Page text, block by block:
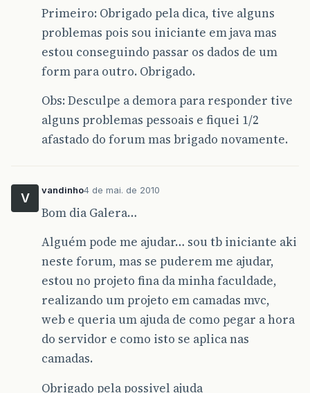
Primeiro: Obrigado pela dica, tive alguns
problemas pois sou iniciante em java mas
estou conseguindo passar os dados de um
form para outro. Obrigado.
Obs: Desculpe a demora para responder tive
alguns problemas pessoais e fiquei 1/2
afastado do forum mas brigado novamente.
V
vandinho4 de mai. de 2010
Bom dia Galera…
Alguém pode me ajudar… sou tb iniciante aki
neste forum, mas se puderem me ajudar,
estou no projeto fina da minha faculdade,
realizando um projeto em camadas mvc,
web e queria um ajuda de como pegar a hora
do servidor e como isto se aplica nas
camadas.
Obrigado pela possivel ajuda